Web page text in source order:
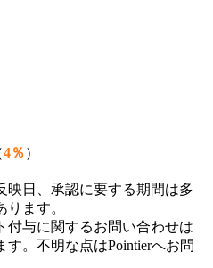
4％ ）
映日、承認に要する期間は多
ます。
付与に関するお問い合わせは
す。不明な点はPointierへお問